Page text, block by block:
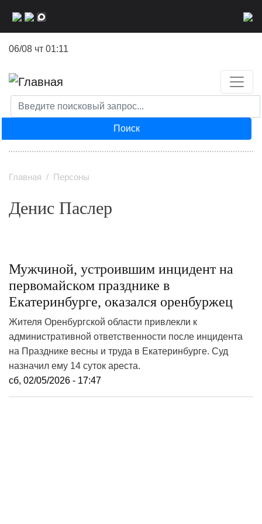
06/08 чт 01:11
Поиск
Главная Персоны
Денис Паслер
Мужчиной, устроившим инцидент на
первомайском празднике в
Екатеринбурге, оказался оренбуржец
Жителя Оренбургской области привлекли к
административной ответственности после инцидента
на Празднике весны и труда в Екатеринбурге. Суд
назначил ему 14 суток ареста.
сб, 02/05/2026 - 17:47